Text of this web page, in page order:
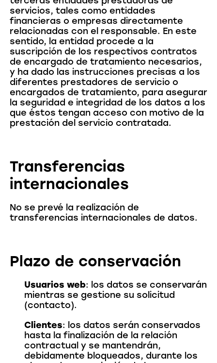
servicios, tales como entidades
financieras o empresas directamente
relacionadas con el responsable. En este
sentido, la entidad procede a la
suscripción de los respectivos contratos
de encargado de tratamiento necesarios,
y ha dado las instrucciones precisas a los
diferentes prestadores de servicio o
encargados de tratamiento, para asegurar
la seguridad e integridad de los datos a los
que éstos tengan acceso con motivo de la
prestación del servicio contratada.
Transferencias
internacionales
No se prevé la realización de
transferencias internacionales de datos.
Plazo de conservación
Usuarios web: los datos se conservarán
mientras se gestione su solicitud
(contacto).
Clientes: los datos serán conservados
hasta la finalización de la relación
contractual y se mantendrán,
debidamente bloqueados, durante los